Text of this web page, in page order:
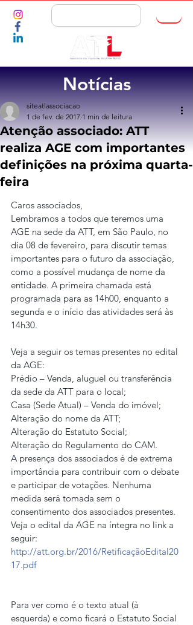
Notícias
Atenção associado: ATT
realiza AGE com importantes
definições na próxima quarta-
feira
siteatlassociacao
1 de fev. de 2017 1 min de leitura
Caros associados,
Lembramos a todos que teremos uma
AGE na sede da ATT, em São Paulo, no
dia 08 de fevereiro, para discutir temas
importantes para o futuro da associação,
como a possível mudança de nome da
entidade. A primeira chamada está
programada para as 14h00, enquanto a
segunda e o início das atividades será às
14h30.
Veja a seguir os temas presentes no edital
da AGE:
Prédio – Venda, aluguel ou transferência
da sede da ATT para o local;
Casa (Sede Atual) – Venda do imóvel;
Alteração do nome da ATT;
Alteração do Estatuto Social;
Alteração do Regulamento do CAM.
A presença dos associados é de extrema
importância para contribuir com o debate
e participar de votações. Nenhuma
medida será tomada sem o
consentimento dos associados presentes.
Veja o edital da AGE na íntegra no link a
seguir:
http://att.org.br/2016/RetificaçãoEdital20
17.pdf
Para ver como é o texto atual (à
esquerda) e como ficará o Estatuto Social